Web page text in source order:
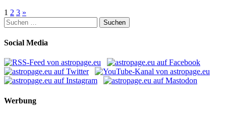
Seitennummerierung
der
Beiträge
1 2 3 »
Suchen
nach:
Social Media
Werbung